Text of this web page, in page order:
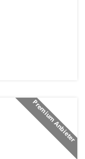
Premium Anbieter